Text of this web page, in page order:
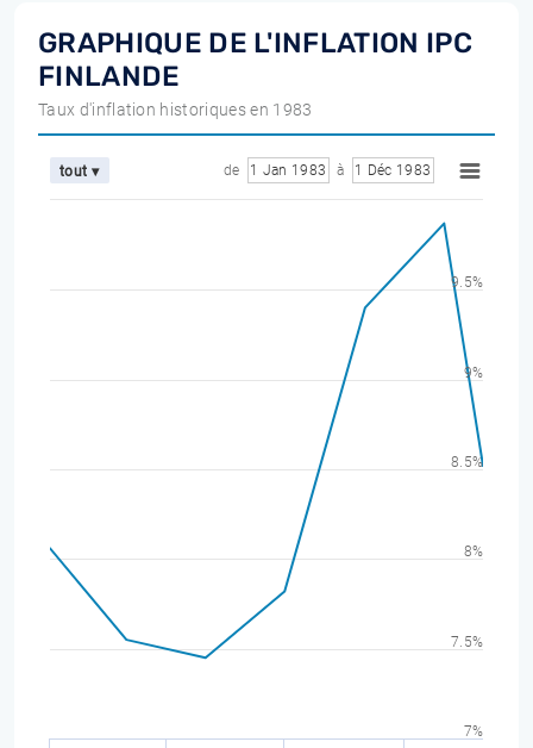
GRAPHIQUE DE L'INFLATION IPC
FINLANDE
Taux d'inflation historiques en 1983
tout ▾ de 1 Jan 1983 à 1 Déc 1983
7%
7.5%
8%
8.5%
9%
9.5%